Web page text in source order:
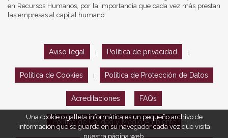
en Recursos Humanos, por la importancia que cada vez más prestan
las empresas al capital humano.
Aviso legal Política de privacidad
Política de Cookies Política de Protección de Datos
Acreditaciones FAQs
Política de Calidad y Medio Ambiente
Una cookie o galleta informática es un pequeño archivo de
información que se guarda en su navegador cada vez que visita
nuestra página web.